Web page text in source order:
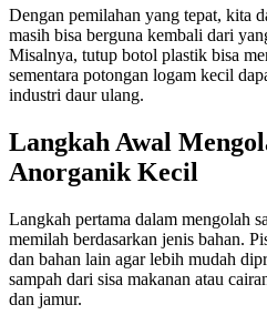
Dengan pemilahan yang tepat, kita
masih bisa berguna kembali dari
Misalnya, tutup botol plastik bisa
sementara potongan logam kecil
industri daur ulang.
Langkah Awal
Anorganik Kecil
Langkah pertama dalam mengolah
memilah berdasarkan jenis bahan.
dan bahan lain agar lebih mudah
sampah dari sisa makanan atau
dan jamur.